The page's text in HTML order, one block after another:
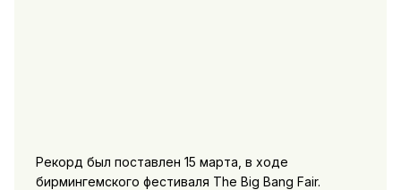
Рекорд был поставлен 15 марта, в ходе
бирмингемского фестиваля The Big Bang Fair.